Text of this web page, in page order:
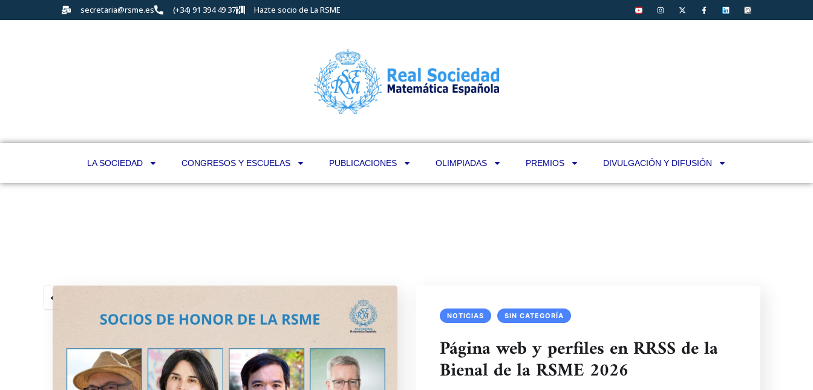
secretaria@rsme.es (+34) 91 394 49 37 Hazte socio de La RSME
LA SOCIEDAD CONGRESOS Y ESCUELAS PUBLICACIONES OLIMPIADAS PREMIOS DIVULGACIÓN Y DIFUSIÓN
NOTICIAS SIN CATEGORÍA
Página web y perfiles en RRSS de la
Bienal de la RSME 2026